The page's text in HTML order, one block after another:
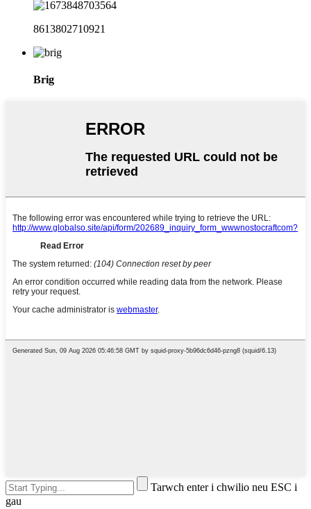
8613802710921
Brig
Tarwch enter i chwilio neu ESC i
gau